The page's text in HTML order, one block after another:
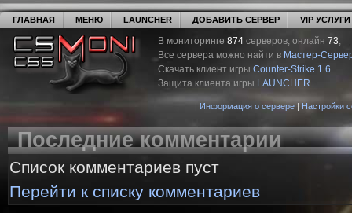
ГЛАВНАЯ МЕНЮ LAUNCHER ДОБАВИТЬ СЕРВЕР VIP УСЛУГИ
В мониторинге 874 серверов, онлайн 73,
Все сервера можно найти в Мастер-
Скачать клиент игры Counter-Strike 1.6
Защита клиента игры LAUNCHER
| Информация о сервере| Настройки
Последние комментарии
Список комментариев пуст
Перейти к списку комментариев